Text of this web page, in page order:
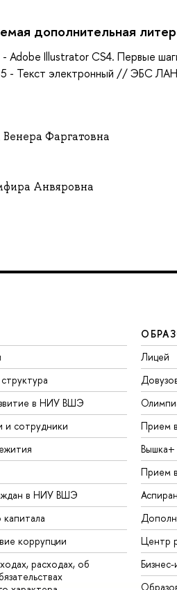
дополнительная
Adobe Illustrator СS4. Первые
- Текст электронный // ЭБС
Фаргатовна
Анвяровна
в НИУ ВШЭ
и сотрудники
в НИУ ВШЭ
коррупции
расходах, об
Лицей
Прием
Вышка+
Прием
Центр